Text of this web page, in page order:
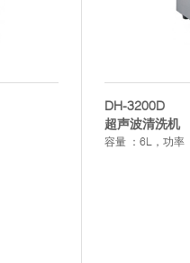
DH-3200D
超声波清洗机
容量 ：6L，功率